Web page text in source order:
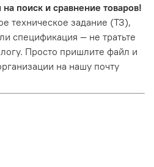
поиск и сравнение товаров!
техническое задание (ТЗ),
спецификация — не тратьте
Просто пришлите файл и
на нашу почту